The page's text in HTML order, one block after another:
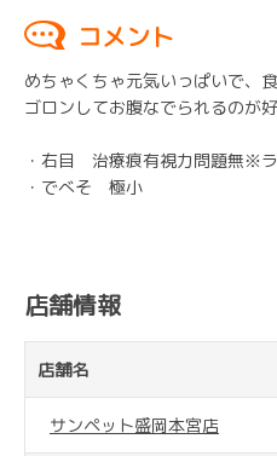
コメント
めちゃくちゃ元気いっぱいで、
ゴロンしてお腹なでられるのが
・右目 治療痕有視力問題無※
・でべそ 極小
店舗情報
店舗名
サンペット盛岡本宮店